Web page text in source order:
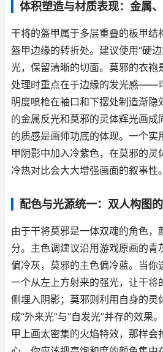
体积塑造与材质表现：金属
干将的盔甲属于多层重叠的板甲结
盔甲边缘的转折处。建议使用“硬
光，保留清晰的切面。莫邪的衣袍
处理时重点在于边缘的发光感——
明度喷枪在袖口和下摆处制造渐隐
的金属反光和莫邪的灵体辉光画成
的质感是画师功底的体现。一个实
甲阴影中加入冷紫色，在莫邪的灵
冷热对比会大大增强画面的叙事性。
配色与光源统一：双人构图
由于干将莫邪是一体双魂的角色，
分。主色调建议沿用游戏原画的青
偏冷灰，莫邪的主色偏冷蓝。当你
一个从左上方射来的强光，让干将
侧埋入阴影；莫邪则利用自身的灵
成“外来光”与“自发光”并存的效果
甲上画太密集的火焰特效，那样会